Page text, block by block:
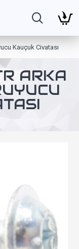
Kauçuk Civatası
ARKA